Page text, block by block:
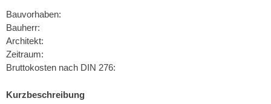
Bauvorhaben:
Bauherr:
Architekt:
Zeitraum:
Bruttokosten nach DIN 276:
Kurzbeschreibung